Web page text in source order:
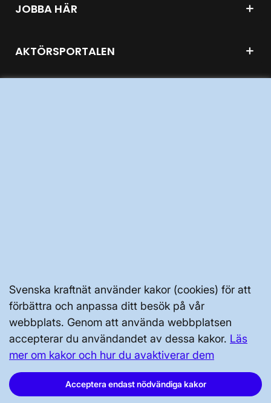
Svenska kraftnät använder kakor (cookies) för att
förbättra och anpassa ditt besök på vår
webbplats. Genom att använda webbplatsen
accepterar du användandet av dessa kakor. Läs
mer om kakor och hur du avaktiverar dem
Acceptera endast nödvändiga kakor
JOBBA HÄR
AKTÖRSPORTALEN
Prenumerera
Vår dataskyddspolicy
Tillgänglighetsredogörelse